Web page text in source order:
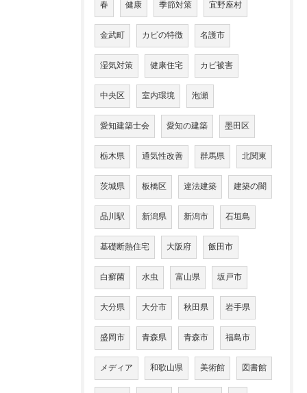
春 健康 季節対策 宜野座村
金武町 カビの特徴 名護市
湿気対策 健康住宅 カビ被害
中央区 室内環境 泡瀬
愛知建築士会 愛知の建築 墨田区
栃木県 通気性改善 群馬県 北関東
茨城県 板橋区 違法建築 建築の闇
品川駅 新潟県 新潟市 石垣島
基礎断熱住宅 大阪府 飯田市
白癬菌 水虫 富山県 坂戸市
大分県 大分市 秋田県 岩手県
盛岡市 青森県 青森市 福島市
メディア 和歌山県 美術館 図書館